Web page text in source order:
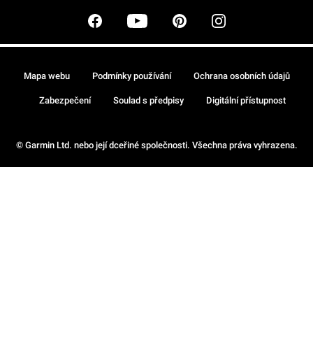
© Garmin Ltd. nebo její dceřiné společnosti. Všechna práva vyhrazena.
Mapa webu Podmínky používání Ochrana osobních údajů
Zabezpečení Soulad s předpisy Digitální přístupnost